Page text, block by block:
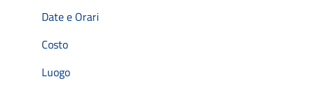
Date e Orari
Costo
Luogo